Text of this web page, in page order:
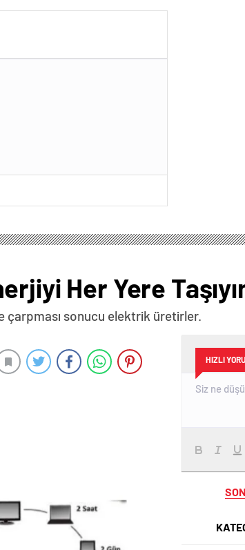
Her Yere
çarpması sonucu elektrik üretirler.
HIZLI